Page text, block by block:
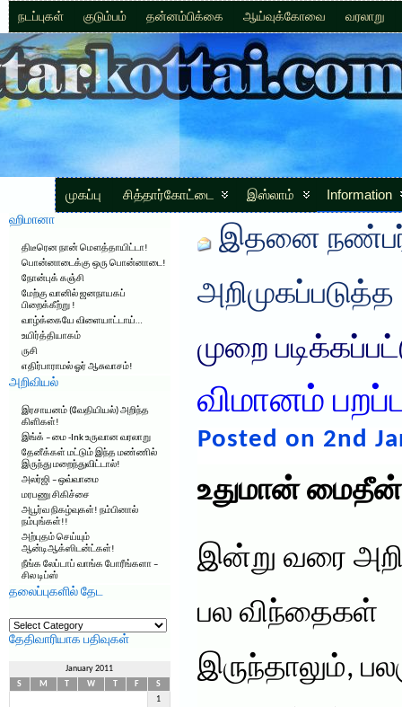
நடப்புகள் குடும்பம் தன்னம்பிக்கை ஆய்வுக்கோவை வரலாறு
முகப்பு சித்தார்கோட்டை இஸ்லாம் Information
ஹிமானா
திடீரென நான் மௌத்தாயிட்டா!
பொன்னாடைக்கு ஒரு பொன்னாடை!
நோன்புக் கஞ்சி
மேற்கு வானில் ஜனநாயகப்
பிறைக்கீற்று !
வாழ்க்கையே விளையாட்டாய்…
உயிர்த்தியாகம்
ருசி
எதிர்பாராமல் ஓர் ஆசுவாசம்!
அறிவியல்
இரசாயனம் (வேதியியல்) அறிந்த
கிளிகள்!
இங்க் – மை -Ink உருவான வரலாறு
தேனீக்கள் மட்டும் இந்த மண்ணில்
இருந்து மறைந்துவிட்டால்!
அலர்ஜி – ஒவ்வாமை
மரபணு சிகிச்சை
அபூர்வ நிகழ்வுகள்! நம்பினால்
நம்புங்கள்!!
அற்புதம் செய்யும்
ஆன்டிஆக்ஸிடன்ட்கள்!
நீங்க லேப்டாப் வாங்க போரீங்களா –
சில டிப்ஸ்
தலைப்புகளில் தேட
தலைப்புகளில்
தேட
தேதிவாரியாக பதிவுகள்
January 2011
S
M W F
S
1
இதனை
அறிமுகப்படுத்த
முறை
விமானம்
Posted on 2nd
உதுமான் மைதீன்
இன்று வரை
பல விந்தைகள்
இருந்தாலும்,